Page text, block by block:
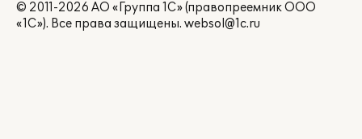
© 2011-2026 АО «Группа 1С» (правопреемник ООО
«1С»). Все права защищены. websol@1c.ru